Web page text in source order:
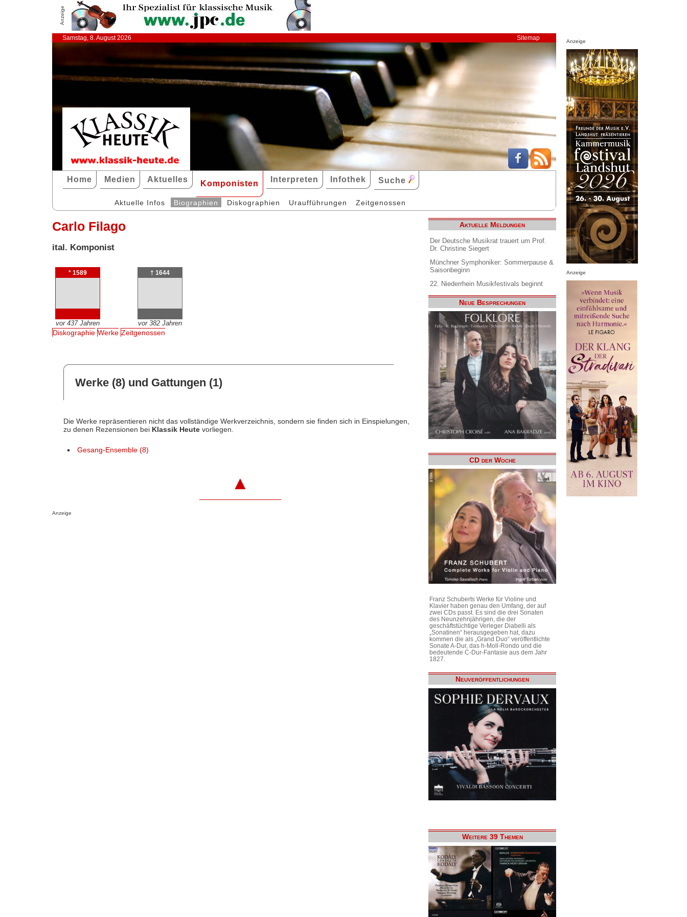
Anzeige
Samstag, 8. August 2026 Sitemap
Home Medien Aktuelles Komponisten Interpreten Infothek Suche
Aktuelle Infos Biographien Diskographien Uraufführungen Zeitgenossen
Carlo Filago
ital. Komponist
* 1589
vor 437 Jahren
† 1644
vor 382 Jahren
Diskographie Werke Zeitgenossen
Werke (8) und Gattungen (1)
Die Werke repräsentieren nicht das vollständige Werkverzeichnis, sondern sie finden sich in Einspielungen,
zu denen Rezensionen bei Klassik Heutevorliegen.
Gesang-Ensemble (8)
▲
Anzeige
Aktuelle Meldungen
Der Deutsche Musikrat trauert um Prof.
Dr. Christine Siegert
Münchner Symphoniker: Sommerpause &
Saisonbeginn
22. Niederrhein Musikfestivals beginnt
Neue Besprechungen
CD der Woche
Franz Schuberts Werke für Violine und
Klavier haben genau den Umfang, der auf
zwei CDs passt. Es sind die drei Sonaten
des Neunzehnjährigen, die der
geschäftstüchtige Verleger Diabelli als
„Sonatinen“ herausgegeben hat, dazu
kommen die als „Grand Duo“ veröffentlichte
Sonate A-Dur, das h-Moll-Rondo und die
bedeutende C-Dur-Fantasie aus dem Jahr
1827.
Neuveröffentlichungen
Weitere 39 Themen
Anzeige
Anzeige